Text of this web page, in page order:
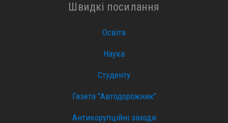
Швидкі посилання
Освіта
Наука
Студенту
Газета "Автодорожник"
Антикорупційні заходи